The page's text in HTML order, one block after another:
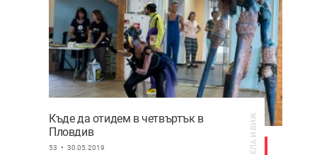
Къде да отидем в четвъртък в
Пловдив
53 30.05.2019 ЕЛА И ВИЖ